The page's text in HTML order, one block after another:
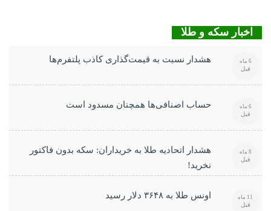
اخبار سکه و طلا
هشدار نسبت به قیمت‌گذاری کاذب پلتفرم‌ها 6 ماه
قبل
حساب اصنافی‌ها همچنان مسدود است 6 ماه
قبل
هشدار اتحادیه طلا به خریداران: سکه بدون فاکتور
نخرید!
8 ماه
قبل
اونس طلا به ۳۶۴۸ دلار رسید 11 ماه
قبل